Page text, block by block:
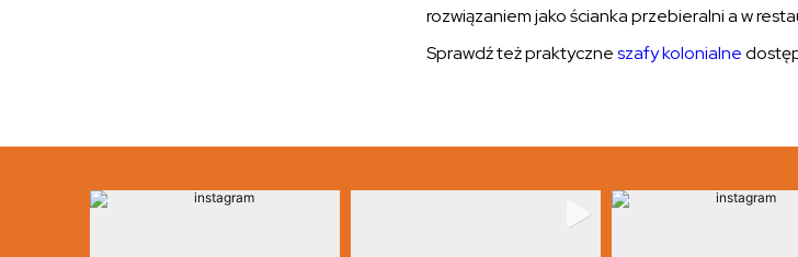
rozwiązaniem jako ścianka przebieralni a w
Sprawdź też praktyczneszafy kolonialne